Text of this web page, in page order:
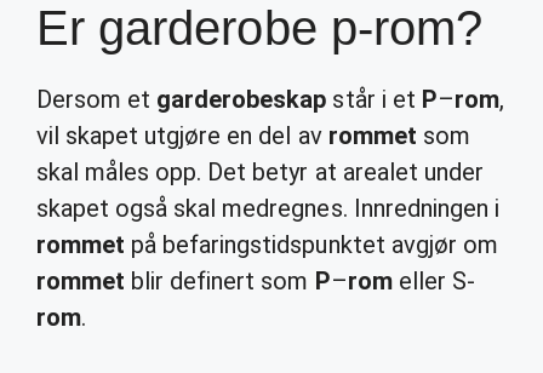
Er garderobe p-rom?
Dersom et garderobeskap står i et P–rom,
vil skapet utgjøre en del av rommet som
skal måles opp. Det betyr at arealet under
skapet også skal medregnes. Innredningen i
rommet på befaringstidspunktet avgjør om
rommet blir definert som P–romeller S-
rom.